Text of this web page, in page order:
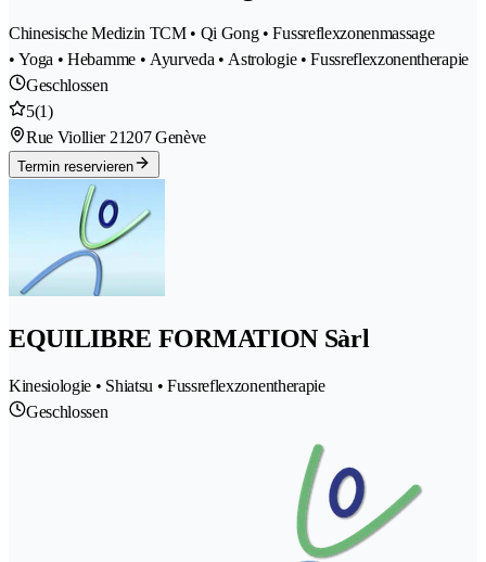
Chinesische Medizin TCM • Qi Gong • Fussreflexzonenmassage
• Yoga • Hebamme • Ayurveda • Astrologie • Fussreflexzonentherapie
Geschlossen
5(1)
Rue Viollier 21207 Genève
Termin reservieren
EQUILIBRE FORMATION Sàrl
Kinesiologie • Shiatsu • Fussreflexzonentherapie
Geschlossen